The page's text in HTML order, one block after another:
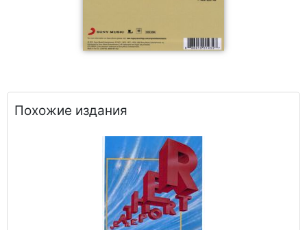
Похожие издания